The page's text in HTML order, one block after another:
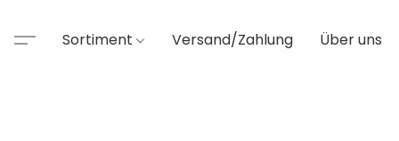
Sortiment Versand/Zahlung Über uns